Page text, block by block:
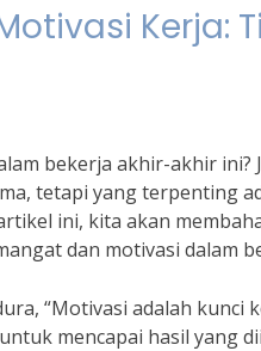
Kerja:
bekerja akhir-akhir ini?
tetapi yang terpenting
ini, kita akan
dan motivasi dalam
“Motivasi adalah kunci
mencapai hasil yang